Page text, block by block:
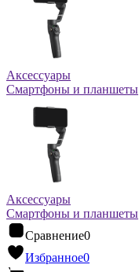
Аксессуары
Смартфоны и планшеты
Аксессуары
Смартфоны и планшеты
Сравнение0
Избранное0